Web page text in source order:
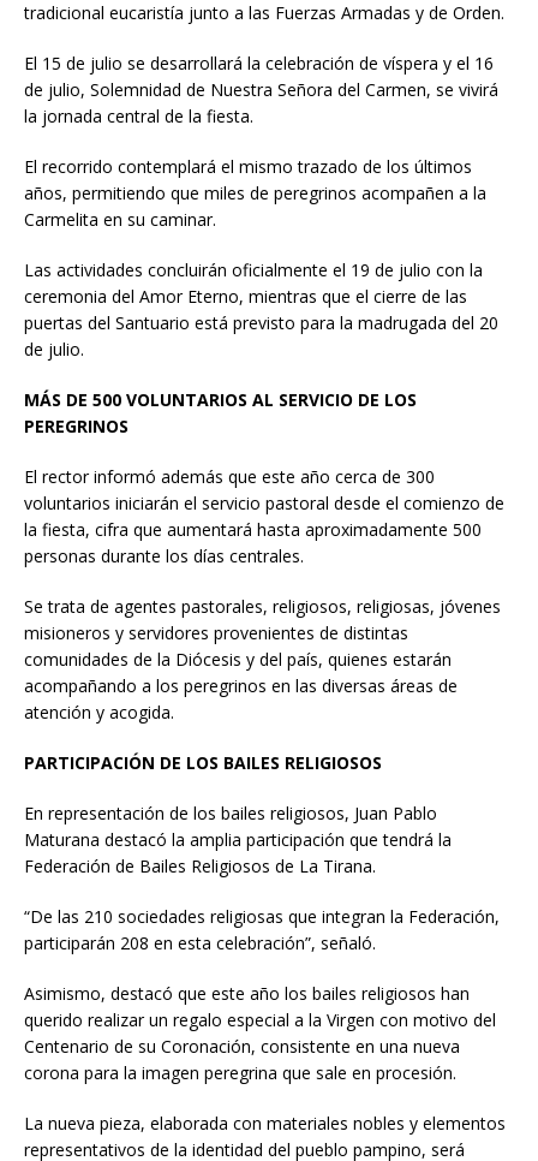
tradicional eucaristía junto a las Fuerzas Armadas y de Orden.
El 15 de julio se desarrollará la celebración de víspera y el 16
de julio, Solemnidad de Nuestra Señora del Carmen, se vivirá
la jornada central de la fiesta.
El recorrido contemplará el mismo trazado de los últimos
años, permitiendo que miles de peregrinos acompañen a la
Carmelita en su caminar.
Las actividades concluirán oficialmente el 19 de julio con la
ceremonia del Amor Eterno, mientras que el cierre de las
puertas del Santuario está previsto para la madrugada del 20
de julio.
MÁS DE 500 VOLUNTARIOS AL SERVICIO DE LOS
PEREGRINOS
El rector informó además que este año cerca de 300
voluntarios iniciarán el servicio pastoral desde el comienzo de
la fiesta, cifra que aumentará hasta aproximadamente 500
personas durante los días centrales.
Se trata de agentes pastorales, religiosos, religiosas, jóvenes
misioneros y servidores provenientes de distintas
comunidades de la Diócesis y del país, quienes estarán
acompañando a los peregrinos en las diversas áreas de
atención y acogida.
PARTICIPACIÓN DE LOS BAILES RELIGIOSOS
En representación de los bailes religiosos, Juan Pablo
Maturana destacó la amplia participación que tendrá la
Federación de Bailes Religiosos de La Tirana.
“De las 210 sociedades religiosas que integran la Federación,
participarán 208 en esta celebración”, señaló.
Asimismo, destacó que este año los bailes religiosos han
querido realizar un regalo especial a la Virgen con motivo del
Centenario de su Coronación, consistente en una nueva
corona para la imagen peregrina que sale en procesión.
La nueva pieza, elaborada con materiales nobles y elementos
representativos de la identidad del pueblo pampino, será